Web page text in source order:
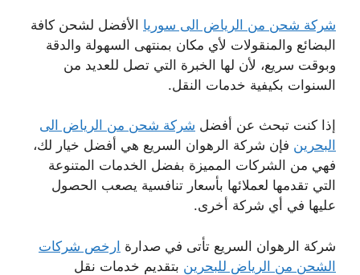
شركة شحن من الرياض الى سوريا الأفضل لشحن كافة
البضائع والمنقولات لأي مكان بمنتهى السهولة والدقة
وبوقت سريع، لأن لها الخبرة التي تصل للعديد من
السنوات بكيفية خدمات النقل.
إذا كنت تبحث عن أفضل شركة شحن من الرياض الى
البحرين فإن شركة الرهوان السريع هي أفضل خيار لك،
فهي من الشركات المميزة بفضل الخدمات المتنوعة
التي تقدمها لعملائها بأسعار تنافسية يصعب الحصول
عليها في أي شركة أخرى.
شركة الرهوان السريع تأتى في صدارة ارخص شركات
الشحن من الرياض للبحرين بتقديم خدمات نقل